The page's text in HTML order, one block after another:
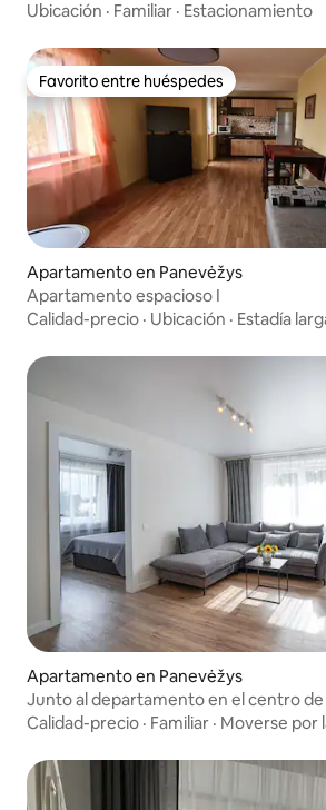
Ubicación · Familiar · Estacionamiento
Favorito entre huéspedes
Favorito entre huéspedes
Apartamento en Panevėžys
Apartamento espacioso I
Calidad-precio · Ubicación · Estadía
Apartamento en Panevėžys
Junto al departamento en el centro de
Calidad-precio · Familiar · Moverse por